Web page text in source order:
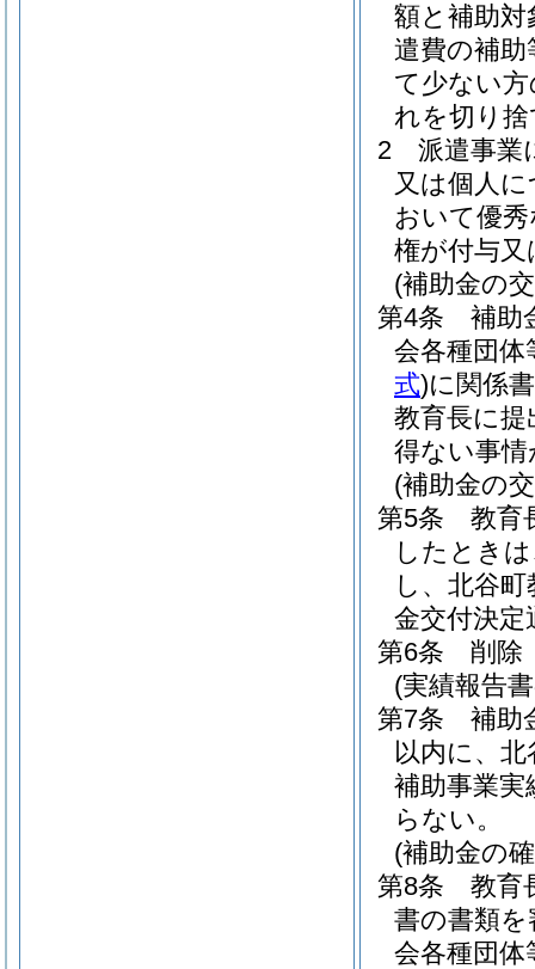
額と補助
遣費の補
て少ない
れを切り
2
派遣事業
又は個人
おいて優
権が付与
(補助金の
第4条
補助
会各種団体
式)に関係
教育長に
得ない事
(補助金の
第5条
教育
したとき
し、北谷
金交付決定
第6条
削除
(実績報告
第7条
補助
以内に、
補助事業実
らない。
(補助金の
第8条
教育
書の書類
会各種団体